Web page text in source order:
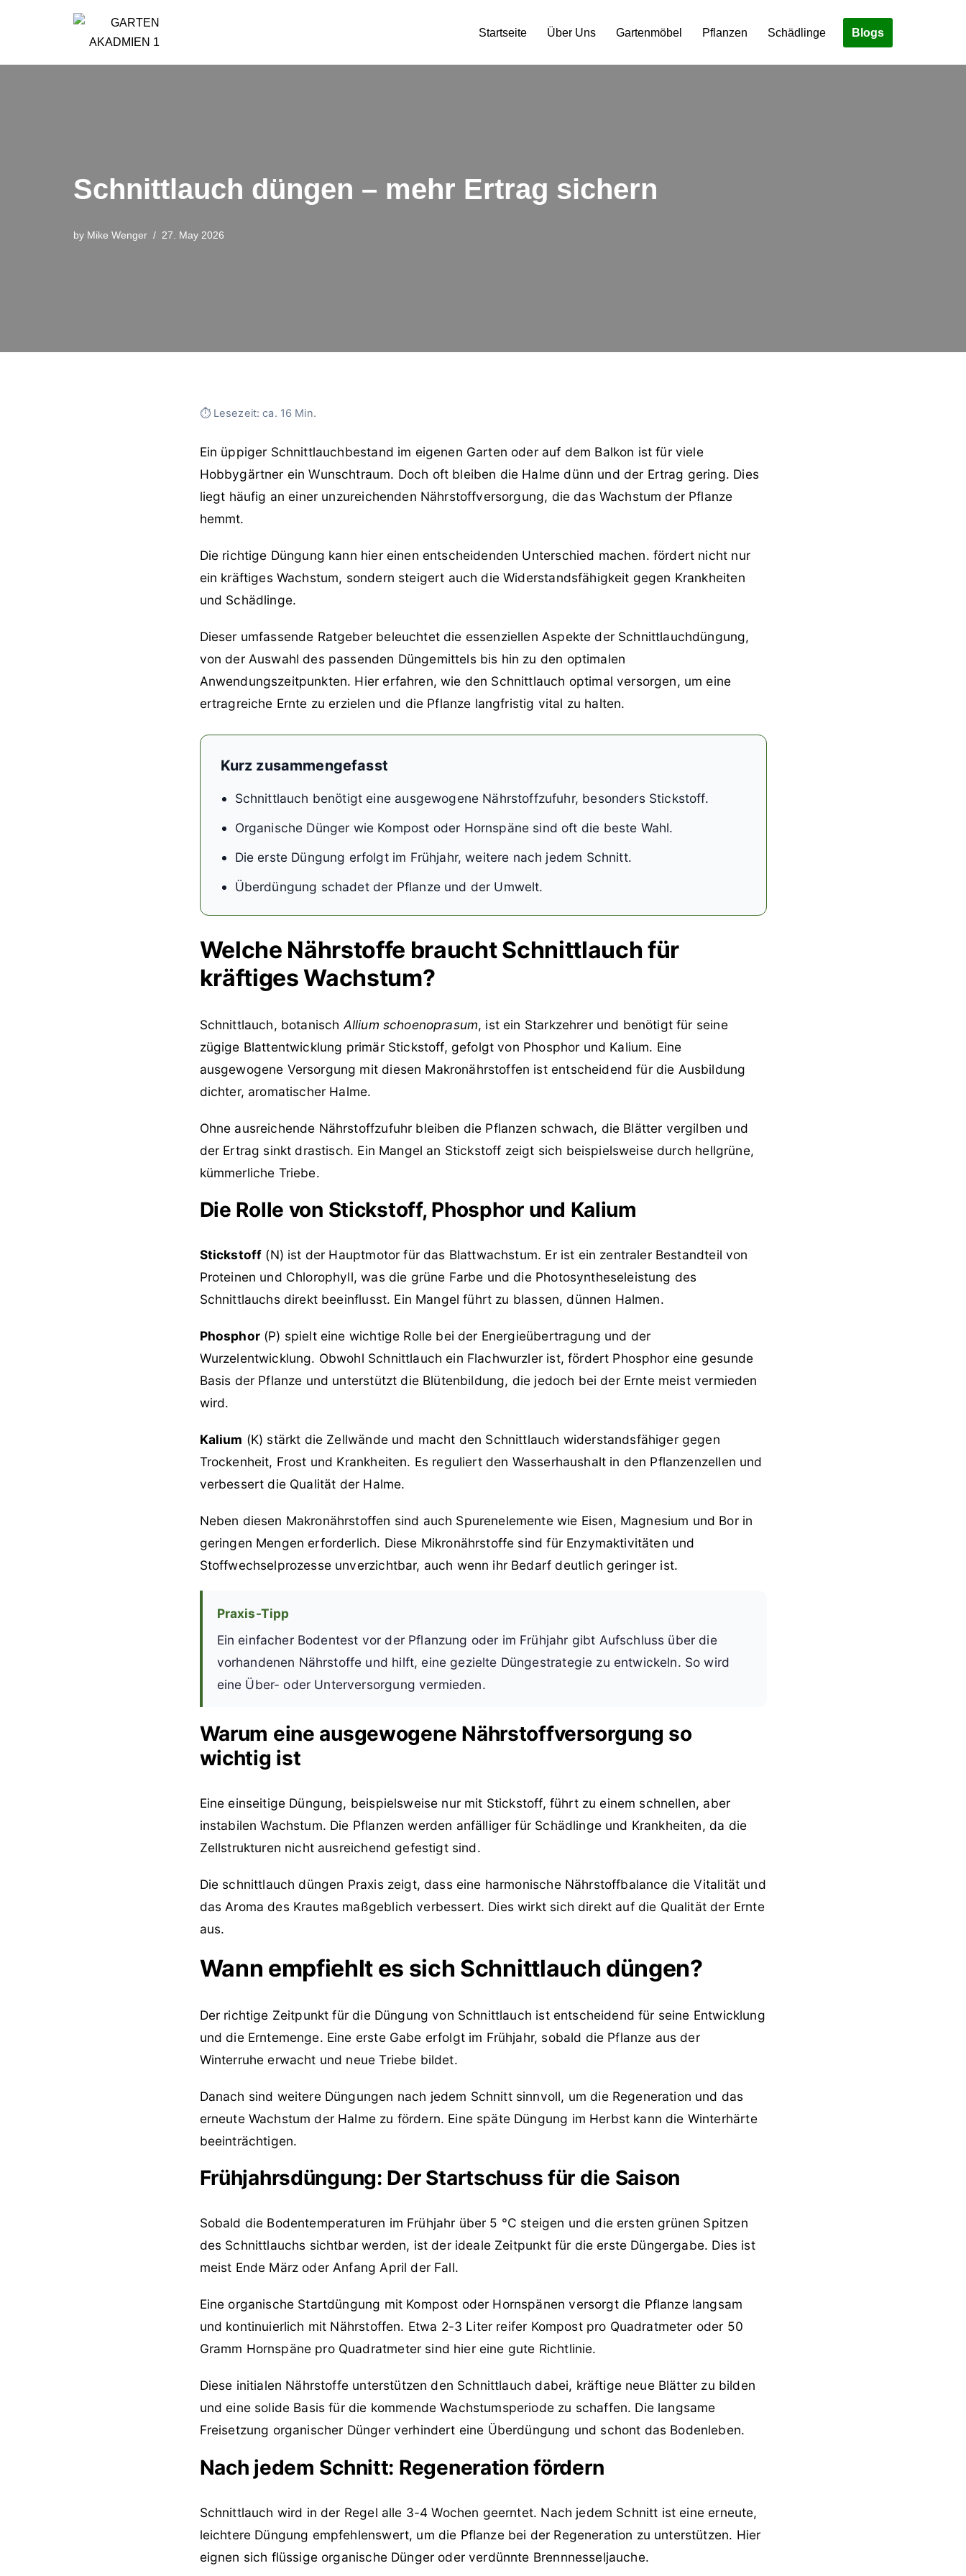
Startseite Über Uns Gartenmöbel Pflanzen Schädlinge Blogs
Schnittlauch düngen – mehr Ertrag sichern
by Mike Wenger 27. May 2026
⏱ Lesezeit: ca. 16 Min.
Ein üppiger Schnittlauchbestand im eigenen Garten oder auf dem Balkon ist für viele
Hobbygärtner ein Wunschtraum. Doch oft bleiben die Halme dünn und der Ertrag gering. Dies
liegt häufig an einer unzureichenden Nährstoffversorgung, die das Wachstum der Pflanze
hemmt.
Die richtige Düngung kann hier einen entscheidenden Unterschied machen. fördert nicht nur
ein kräftiges Wachstum, sondern steigert auch die Widerstandsfähigkeit gegen Krankheiten
und Schädlinge.
Dieser umfassende Ratgeber beleuchtet die essenziellen Aspekte der Schnittlauchdüngung,
von der Auswahl des passenden Düngemittels bis hin zu den optimalen
Anwendungszeitpunkten. Hier erfahren, wie den Schnittlauch optimal versorgen, um eine
ertragreiche Ernte zu erzielen und die Pflanze langfristig vital zu halten.
Kurz zusammengefasst
Schnittlauch benötigt eine ausgewogene Nährstoffzufuhr, besonders Stickstoff.
Organische Dünger wie Kompost oder Hornspäne sind oft die beste Wahl.
Die erste Düngung erfolgt im Frühjahr, weitere nach jedem Schnitt.
Überdüngung schadet der Pflanze und der Umwelt.
Welche Nährstoffe braucht Schnittlauch für
kräftiges Wachstum?
Schnittlauch, botanisch Allium schoenoprasum, ist ein Starkzehrer und benötigt für seine
zügige Blattentwicklung primär Stickstoff, gefolgt von Phosphor und Kalium. Eine
ausgewogene Versorgung mit diesen Makronährstoffen ist entscheidend für die Ausbildung
dichter, aromatischer Halme.
Ohne ausreichende Nährstoffzufuhr bleiben die Pflanzen schwach, die Blätter vergilben und
der Ertrag sinkt drastisch. Ein Mangel an Stickstoff zeigt sich beispielsweise durch hellgrüne,
kümmerliche Triebe.
Die Rolle von Stickstoff, Phosphor und Kalium
Stickstoff (N) ist der Hauptmotor für das Blattwachstum. Er ist ein zentraler Bestandteil von
Proteinen und Chlorophyll, was die grüne Farbe und die Photosyntheseleistung des
Schnittlauchs direkt beeinflusst. Ein Mangel führt zu blassen, dünnen Halmen.
Phosphor(P) spielt eine wichtige Rolle bei der Energieübertragung und der
Wurzelentwicklung. Obwohl Schnittlauch ein Flachwurzler ist, fördert Phosphor eine gesunde
Basis der Pflanze und unterstützt die Blütenbildung, die jedoch bei der Ernte meist vermieden
wird.
Kalium (K) stärkt die Zellwände und macht den Schnittlauch widerstandsfähiger gegen
Trockenheit, Frost und Krankheiten. Es reguliert den Wasserhaushalt in den Pflanzenzellen und
verbessert die Qualität der Halme.
Neben diesen Makronährstoffen sind auch Spurenelemente wie Eisen, Magnesium und Bor in
geringen Mengen erforderlich. Diese Mikronährstoffe sind für Enzymaktivitäten und
Stoffwechselprozesse unverzichtbar, auch wenn ihr Bedarf deutlich geringer ist.
Praxis-Tipp
Ein einfacher Bodentest vor der Pflanzung oder im Frühjahr gibt Aufschluss über die
vorhandenen Nährstoffe und hilft, eine gezielte Düngestrategie zu entwickeln. So wird
eine Über- oder Unterversorgung vermieden.
Warum eine ausgewogene Nährstoffversorgung so
wichtig ist
Eine einseitige Düngung, beispielsweise nur mit Stickstoff, führt zu einem schnellen, aber
instabilen Wachstum. Die Pflanzen werden anfälliger für Schädlinge und Krankheiten, da die
Zellstrukturen nicht ausreichend gefestigt sind.
Die schnittlauch düngen Praxis zeigt, dass eine harmonische Nährstoffbalance die Vitalität und
das Aroma des Krautes maßgeblich verbessert. Dies wirkt sich direkt auf die Qualität der Ernte
aus.
Wann empfiehlt es sich Schnittlauch düngen?
Der richtige Zeitpunkt für die Düngung von Schnittlauch ist entscheidend für seine Entwicklung
und die Erntemenge. Eine erste Gabe erfolgt im Frühjahr, sobald die Pflanze aus der
Winterruhe erwacht und neue Triebe bildet.
Danach sind weitere Düngungen nach jedem Schnitt sinnvoll, um die Regeneration und das
erneute Wachstum der Halme zu fördern. Eine späte Düngung im Herbst kann die Winterhärte
beeinträchtigen.
Frühjahrsdüngung: Der Startschuss für die Saison
Sobald die Bodentemperaturen im Frühjahr über 5 °C steigen und die ersten grünen Spitzen
des Schnittlauchs sichtbar werden, ist der ideale Zeitpunkt für die erste Düngergabe. Dies ist
meist Ende März oder Anfang April der Fall.
Eine organische Startdüngung mit Kompost oder Hornspänen versorgt die Pflanze langsam
und kontinuierlich mit Nährstoffen. Etwa 2-3 Liter reifer Kompost pro Quadratmeter oder 50
Gramm Hornspäne pro Quadratmeter sind hier eine gute Richtlinie.
Diese initialen Nährstoffe unterstützen den Schnittlauch dabei, kräftige neue Blätter zu bilden
und eine solide Basis für die kommende Wachstumsperiode zu schaffen. Die langsame
Freisetzung organischer Dünger verhindert eine Überdüngung und schont das Bodenleben.
Nach jedem Schnitt: Regeneration fördern
Schnittlauch wird in der Regel alle 3-4 Wochen geerntet. Nach jedem Schnitt ist eine erneute,
leichtere Düngung empfehlenswert, um die Pflanze bei der Regeneration zu unterstützen. Hier
eignen sich flüssige organische Dünger oder verdünnte Brennnesseljauche.